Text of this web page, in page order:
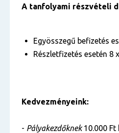
A tanfolyami részvételi
Egyösszegű befizetés
Részletfizetés esetén 8
Kedvezményeink:
- Pályakezdőknek10.000 Ft